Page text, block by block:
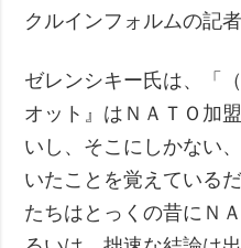
クルインフォルムの記
ゼレンシキー氏は、「
オット』はＮＡＴＯ加
いし、そこにしかない
いたことを覚えている
たちはとっくの昔にＮ